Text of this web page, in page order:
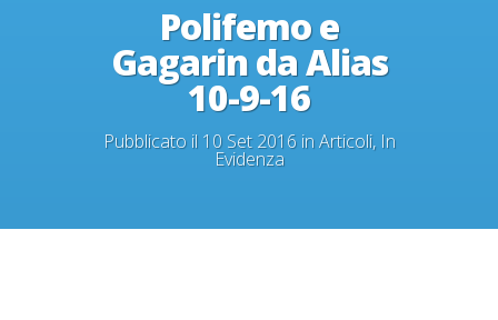
Polifemo e
Gagarin da Alias
10-9-16
Pubblicato il 10 Set 2016 inArticoli, In
Evidenza